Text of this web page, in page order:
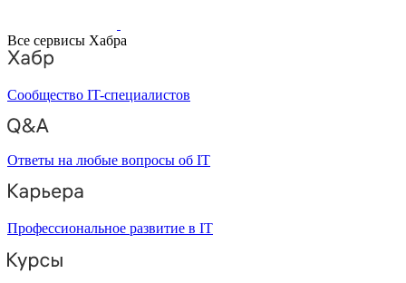
Все сервисы Хабра
Сообщество IT-специалистов
Ответы на любые вопросы об IT
Профессиональное развитие в IT